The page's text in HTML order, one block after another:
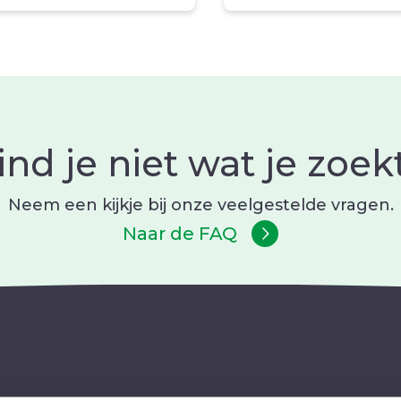
je niet wat je
Neem een kijkje bij onze veelgestelde vragen.
Naar de FAQ